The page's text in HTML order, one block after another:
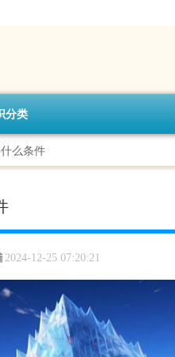
分类
么条件
2024-12-25 07:20:21